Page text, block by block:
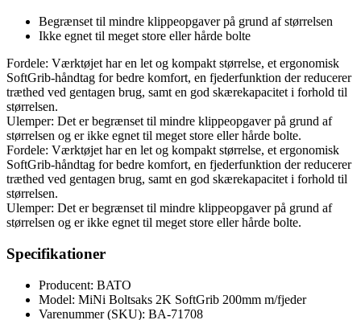
Begrænset til mindre klippeopgaver på grund af størrelsen
Ikke egnet til meget store eller hårde bolte
Fordele: Værktøjet har en let og kompakt størrelse, et ergonomisk
SoftGrib-håndtag for bedre komfort, en fjederfunktion der reducerer
træthed ved gentagen brug, samt en god skærekapacitet i forhold til
størrelsen.
Ulemper: Det er begrænset til mindre klippeopgaver på grund af
størrelsen og er ikke egnet til meget store eller hårde bolte.
Fordele: Værktøjet har en let og kompakt størrelse, et ergonomisk
SoftGrib-håndtag for bedre komfort, en fjederfunktion der reducerer
træthed ved gentagen brug, samt en god skærekapacitet i forhold til
størrelsen.
Ulemper: Det er begrænset til mindre klippeopgaver på grund af
størrelsen og er ikke egnet til meget store eller hårde bolte.
Specifikationer
Producent: BATO
Model: MiNi Boltsaks 2K SoftGrib 200mm m/fjeder
Varenummer (SKU): BA-71708